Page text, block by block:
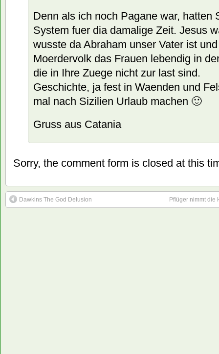
Denn als ich noch Pagane war, hatten
System fuer dia damalige Zeit. Jesus
wusste da Abraham unser Vater ist
Moerdervolk das Frauen lebendig in
die in Ihre Zuege nicht zur last sind.
Geschichte, ja fest in Waenden und
mal nach Sizilien Urlaub machen 🙂
Gruss aus Catania
Sorry, the comment form is closed at this
Dawkins The God Delusion Pflüger nimmt die